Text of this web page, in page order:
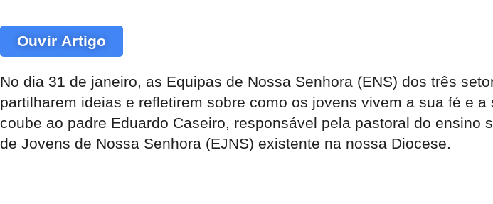
Ouvir Artigo
No dia 31 de janeiro, as Equipas de Nossa Senhora (ENS) dos três
partilharem ideias e refletirem sobre como os jovens vivem a sua fé e
coube ao padre Eduardo Caseiro, responsável pela pastoral do
de Jovens de Nossa Senhora (EJNS) existente na nossa Diocese.